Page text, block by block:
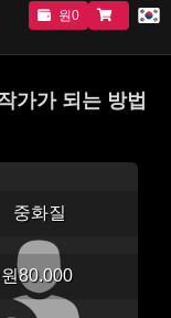
원0
가가 되는 방법
중화질
원80.000